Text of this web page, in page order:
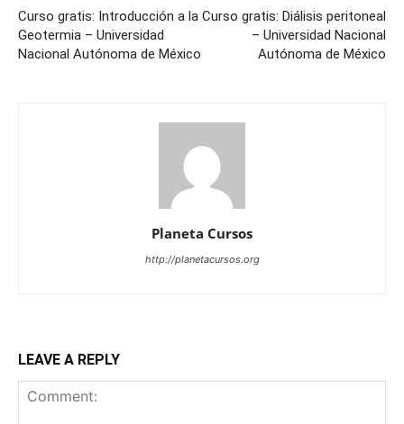
Curso gratis: Introducción a la
Geotermia – Universidad
Nacional Autónoma de México
Curso gratis: Diálisis peritoneal
– Universidad Nacional
Autónoma de México
Planeta Cursos
http://planetacursos.org
LEAVE A REPLY